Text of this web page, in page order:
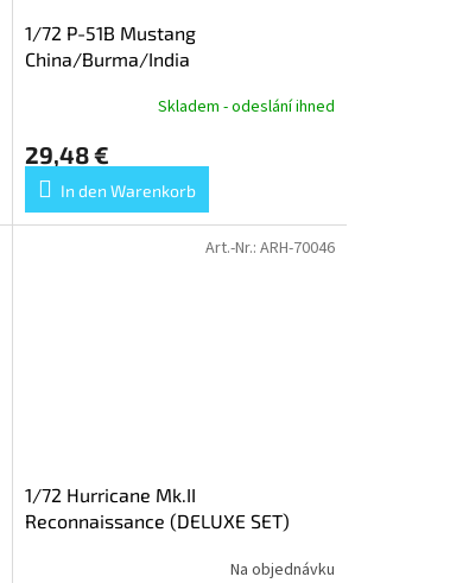
1/72 P-51B Mustang
China/Burma/India
Skladem - odeslání ihned
29,48 €
In den Warenkorb
1/72 Hurricane Mk.II
Reconnaissance (DELUXE SET)
Na objednávku
Art.-Nr.: ARH-70046